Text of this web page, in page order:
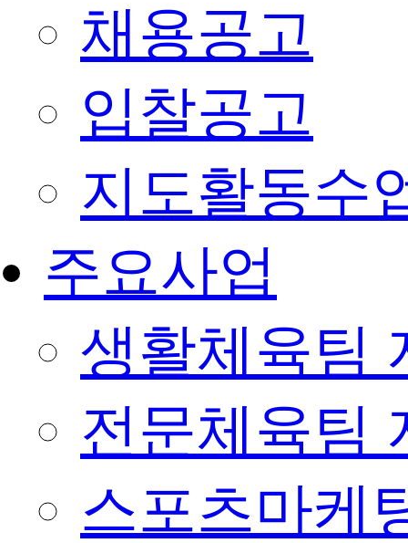
채용공고
입찰공고
지도활동수
주요사업
생활체육팀
전문체육팀
스포츠마케